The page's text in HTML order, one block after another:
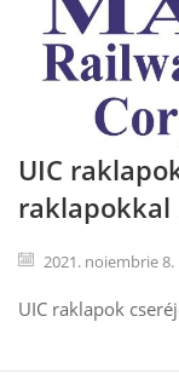
UIC
raklapokkal
2021. noiembrie 8.
UIC raklapok